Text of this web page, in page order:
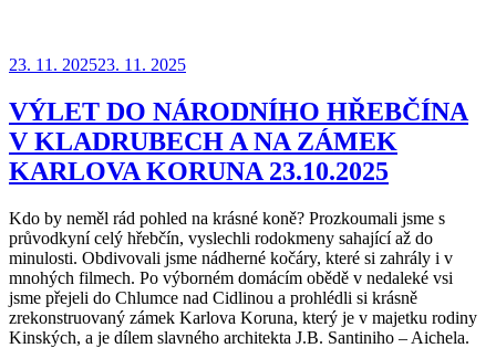
Publikováno
23. 11. 202523. 11. 2025
VÝLET DO NÁRODNÍHO HŘEBČÍNA
V KLADRUBECH A NA ZÁMEK
KARLOVA KORUNA 23.10.2025
Kdo by neměl rád pohled na krásné koně? Prozkoumali jsme s
průvodkyní celý hřebčín, vyslechli rodokmeny sahající až do
minulosti. Obdivovali jsme nádherné kočáry, které si zahrály i v
mnohých filmech. Po výborném domácím obědě v nedaleké vsi
jsme přejeli do Chlumce nad Cidlinou a prohlédli si krásně
zrekonstruovaný zámek Karlova Koruna, který je v majetku rodiny
Kinských, a je dílem slavného architekta J.B. Santiniho – Aichela.